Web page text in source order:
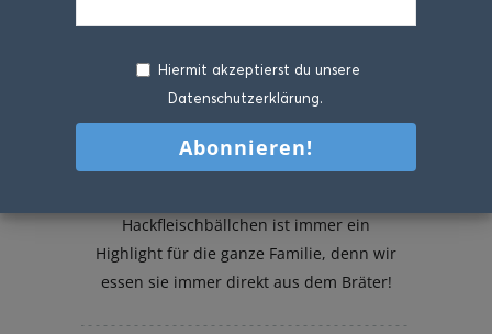
Gefüllte Hackfleischbällchen
Hackfleischbällchen ist immer ein
Highlight für die ganze Familie, denn wir
essen sie immer direkt aus dem Bräter!
Hiermit akzeptierst du unsere
Datenschutzerklärung.